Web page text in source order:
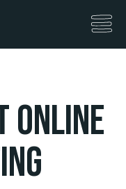
online